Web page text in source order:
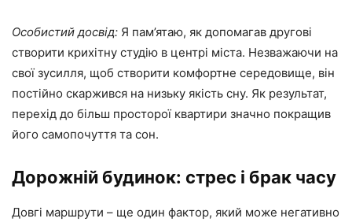
Особистий досвід: Я пам’ятаю, як допомагав другові
створити крихітну студію в центрі міста. Незважаючи на
свої зусилля, щоб створити комфортне середовище, він
постійно скаржився на низьку якість сну. Як результат,
перехід до більш просторої квартири значно покращив
його самопочуття та сон.
Дорожній будинок: стрес і брак часу
Довгі маршрути – ще один фактор, який може негативно